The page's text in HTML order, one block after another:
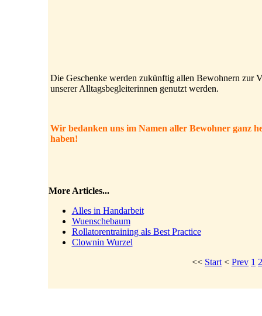
Die Geschenke werden zukünftig allen Bewohnern zur
unserer Alltagsbegleiterinnen genutzt werden.
Wir bedanken uns im Namen aller Bewohner ganz
haben!
More Articles...
Alles in Handarbeit
Wuenschebaum
Rollatorentraining als Best Practice
Clownin Wurzel
<< Start < Prev 1 2